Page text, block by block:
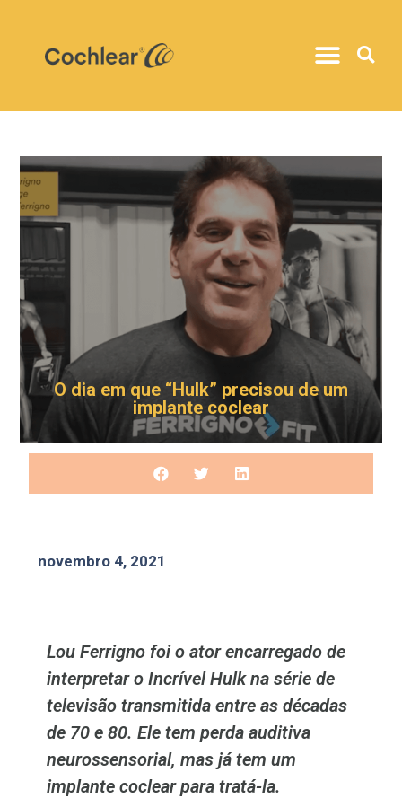
O dia em que “Hulk” precisou de um
implante coclear
novembro 4, 2021
Lou Ferrigno foi o ator encarregado de
interpretar o Incrível Hulk na série de
televisão transmitida entre as décadas
de 70 e 80. Ele tem perda auditiva
neurossensorial, mas já tem um
implante coclear para tratá-la.